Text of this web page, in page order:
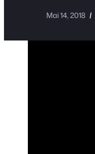
Mai 14, 2018